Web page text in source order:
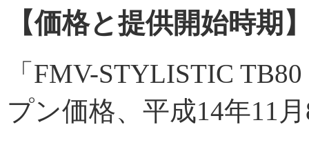
【価格と提供開始時期
「FMV-STYLISTIC
プン価格、平成14年11